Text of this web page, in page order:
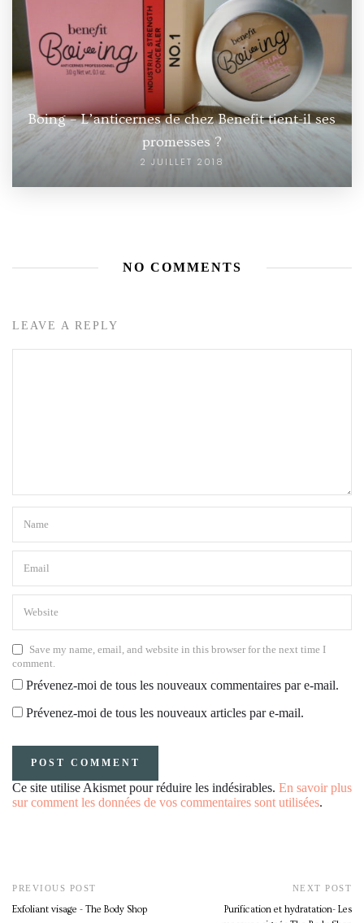
Boing – L’anticernes de chez Benefit tient-il ses
promesses ?
2 JUILLET 2018
NO COMMENTS
LEAVE A REPLY
Save my name, email, and website in this browser for the next time I
comment.
Prévenez-moi de tous les nouveaux commentaires par e-mail.
Prévenez-moi de tous les nouveaux articles par e-mail.
Ce site utilise Akismet pour réduire les indésirables. En savoir plus
sur comment les données de vos commentaires sont utilisées.
PREVIOUS POST
Exfoliant visage - The Body Shop
NEXT POST
Purification et hydratation- Les